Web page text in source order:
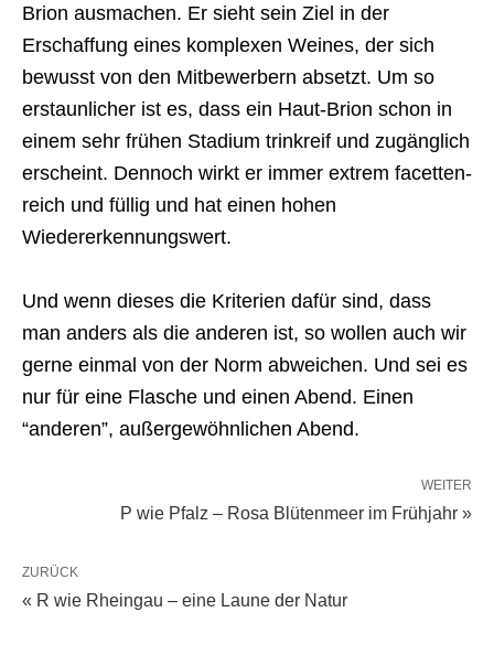
Brion ausmachen. Er sieht sein Ziel in der
Erschaffung eines komplexen Weines, der sich
bewusst von den Mitbewerbern absetzt. Um so
erstaunlicher ist es, dass ein Haut-Brion schon in
einem sehr frühen Stadium trinkreif und zugänglich
erscheint. Dennoch wirkt er immer extrem facetten-
reich und füllig und hat einen hohen
Wiedererkennungswert.
Und wenn dieses die Kriterien dafür sind, dass
man anders als die anderen ist, so wollen auch wir
gerne einmal von der Norm abweichen. Und sei es
nur für eine Flasche und einen Abend. Einen
“anderen”, außergewöhnlichen Abend.
WEITER
P wie Pfalz – Rosa Blütenmeer im Frühjahr »
ZURÜCK
« R wie Rheingau – eine Laune der Natur